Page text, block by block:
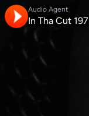
Audio Agent
In Tha Cut 197